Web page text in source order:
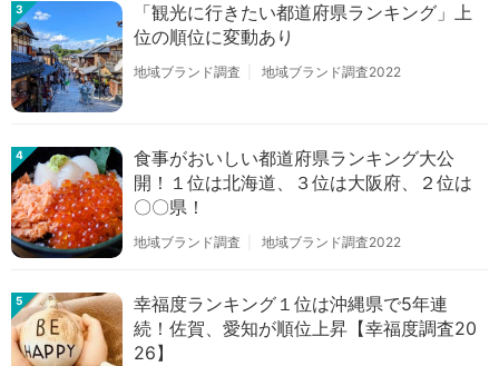
3
「観光に行きたい都道府県ランキング」上
位の順位に変動あり
地域ブランド調査 地域ブランド調査2022
4
食事がおいしい都道府県ランキング大公
開！１位は北海道、３位は大阪府、２位は
〇〇県！
地域ブランド調査 地域ブランド調査2022
5
幸福度ランキング１位は沖縄県で5年連
続！佐賀、愛知が順位上昇【幸福度調査20
26】